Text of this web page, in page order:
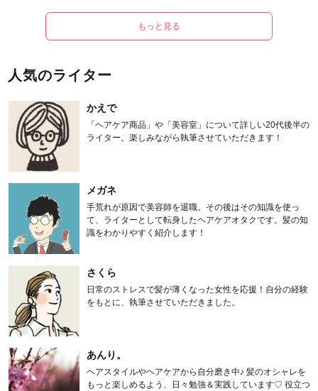
もっと見る
人気のライター
かえで
「ヘアケア商品」や「美容室」について詳しい20代後半の
ライター。楽しみながら執筆させていただきます！
メガネ
手荒れが原因で美容師を退職。その後はその知識を使っ
て、ライターとして転身したヘアケアオタクです。髪の知
識をわかりやすく紹介します！
さくら
日常のストレスで髪が薄くなった女性を応援！自分の経験
をもとに、執筆させていただきました。
あんり。
ヘアスタイルやヘアケアから自分磨き中♪ 髪のオシャレを
もっと楽しめるよう、日々勉強＆実践しています♡ 役立つ